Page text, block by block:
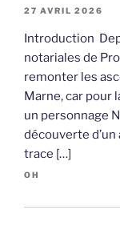
27 AVRIL 2026
Introduction
notariales de
remonter les
Marne, car pour
un personnage
découverte
trace […]
OH